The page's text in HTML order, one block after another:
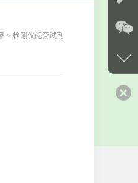
> 检测仪配套试剂